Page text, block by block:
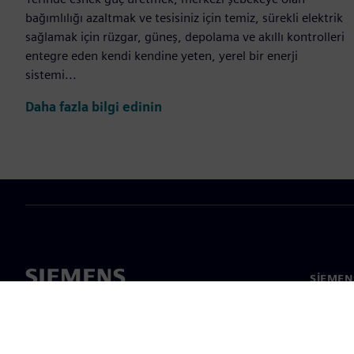
bağımlılığı azaltmak ve tesisiniz için temiz, sürekli elektrik
sağlamak için rüzgar, güneş, depolama ve akıllı kontrolleri
entegre eden kendi kendine yeten, yerel bir enerji
sistemi...
Daha fazla bilgi edinin